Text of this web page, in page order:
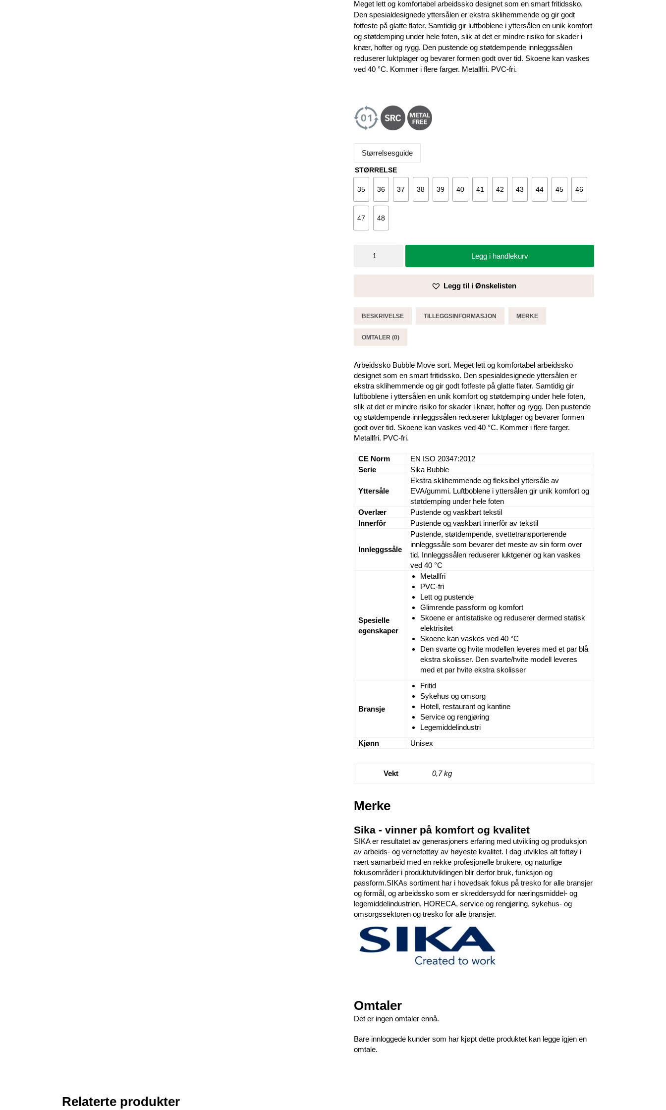
var:
1.669 kr.
er:
1.509 kr.
Meget lett og komfortabel arbeidssko designet som en smart fritidssko.
Den spesialdesignede yttersålen er ekstra sklihemmende og gir godt
fotfeste på glatte flater. Samtidig gir luftboblene i yttersålen en unik komfort
og støtdemping under hele foten, slik at det er mindre risiko for skader i
knær, hofter og rygg. Den pustende og støtdempende innleggssålen
reduserer luktplager og bevarer formen godt over tid. Skoene kan vaskes
ved 40 °C. Kommer i flere farger. Metallfri. PVC-fri.
Størrelsesguide
STØRRELSE
35 36 37 38 39 40 41 42 43 44 45 46
47 48
Bubble
antall
Legg i handlekurv
Legg til i Ønskelisten
BESKRIVELSE TILLEGGSINFORMASJON MERKE
OMTALER (0)
Arbeidssko Bubble Move sort. Meget lett og komfortabel arbeidssko
designet som en smart fritidssko. Den spesialdesignede yttersålen er
ekstra sklihemmende og gir godt fotfeste på glatte flater. Samtidig gir
luftboblene i yttersålen en unik komfort og støtdemping under hele foten,
slik at det er mindre risiko for skader i knær, hofter og rygg. Den pustende
og støtdempende innleggssålen reduserer luktplager og bevarer formen
godt over tid. Skoene kan vaskes ved 40 °C. Kommer i flere farger.
Metallfri. PVC-fri.
CE Norm
EN ISO 20347:2012
Serie
Sika Bubble
Yttersåle
Ekstra sklihemmende og fleksibel yttersåle av
EVA/gummi. Luftboblene i yttersålen gir unik komfort og
støtdemping under hele foten
Overlær
Pustende og vaskbart tekstil
Innerfôr
Pustende og vaskbart innerfôr av tekstil
Innleggssåle
Pustende, støtdempende, svettetransporterende
innleggssåle som bevarer det meste av sin form over
tid. Innleggssålen reduserer luktgener og kan vaskes
ved 40 °C
Spesielle
egenskaper
Metallfri
PVC-fri
Lett og pustende
Glimrende passform og komfort
Skoene er antistatiske og reduserer dermed statisk
elektrisitet
Skoene kan vaskes ved 40 °C
Den svarte og hvite modellen leveres med et par blå
ekstra skolisser. Den svarte/hvite modell leveres
med et par hvite ekstra skolisser
Bransje
Fritid
Sykehus og omsorg
Hotell, restaurant og kantine
Service og rengjøring
Legemiddelindustri
Kjønn
Unisex
Vekt 0,7 kg
Merke
Sika - vinner på komfort og kvalitet
SIKA er resultatet av generasjoners erfaring med utvikling og produksjon
av arbeids- og vernefottøy av høyeste kvalitet. I dag utvikles alt fottøy i
nært samarbeid med en rekke profesjonelle brukere, og naturlige
fokusområder i produktutviklingen blir derfor bruk, funksjon og
passform.SIKAs sortiment har i hovedsak fokus på tresko for alle bransjer
og formål, og arbeidssko som er skreddersydd for næringsmiddel- og
legemiddelindustrien, HORECA, service og rengjøring, sykehus- og
omsorgssektoren og tresko for alle bransjer.
Omtaler
Det er ingen omtaler ennå.
Bare innloggede kunder som har kjøpt dette produktet kan legge igjen en
omtale.
Relaterte produkter